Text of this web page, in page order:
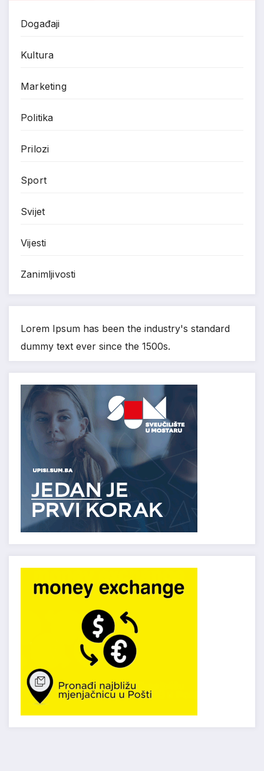
Događaji
Kultura
Marketing
Politika
Prilozi
Sport
Svijet
Vijesti
Zanimljivosti
Lorem Ipsum has been the industry's standard
dummy text ever since the 1500s.